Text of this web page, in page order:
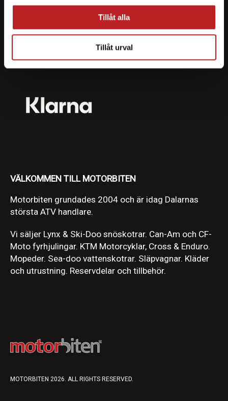
Tillåt alla
Tillåt urval
Vi erbjuder flera olika betalsätt. Dina köp är alltid
skyddade med krypteringsteknik.
VÄLKOMMEN TILL MOTORBITEN
Motorbiten grundades 2004 och är idag Dalarnas
största ATV handlare.
Vi säljer Lynx & Ski-Doo snöskotrar. Can-Am och CF-
Moto fyrhjulingar. KTM Motorcyklar, Cross & Enduro.
Mopeder. Sea-doo vattenskotrar. Släpvagnar. Kläder
och utrustning. Reservdelar och tillbehör.
MOTORBITEN 2026. ALL RIGHTS RESERVED.